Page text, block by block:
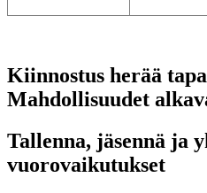
Kiinnostus herää
Mahdollisuudet
Tallenna, jäsennä ja
vuorovaikutukset